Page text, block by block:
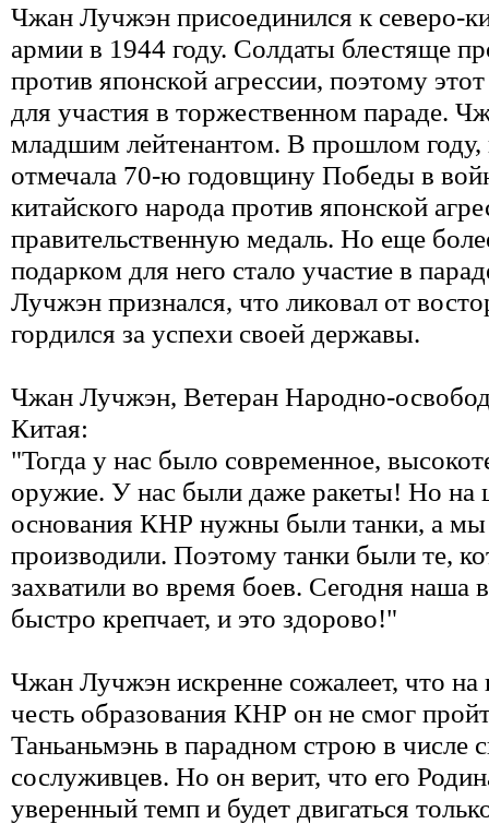
Чжан Лучжэн присоединился к северо-
армии в 1944 году. Солдаты блестяще
против японской агрессии, поэтому
для участия в торжественном параде.
младшим лейтенантом. В прошлом году,
отмечала 70-ю годовщину Победы в
китайского народа против японской
правительственную медаль. Но еще
подарком для него стало участие в
Лучжэн признался, что ликовал от
гордился за успехи своей державы.
Чжан Лучжэн, Ветеран Народно-
Китая:
"Тогда у нас было современное,
оружие. У нас были даже ракеты! Но на
основания КНР нужны были танки, а
производили. Поэтому танки были те,
захватили во время боев. Сегодня наша
быстро крепчает, и это здорово!"
Чжан Лучжэн искренне сожалеет, что на
честь образования КНР он не смог
Таньаньмэнь в парадном строю в числе
сослуживцев. Но он верит, что его
уверенный темп и будет двигаться